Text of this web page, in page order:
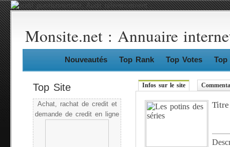
Monsite.net : Annuaire
Nouveautés Top Rank Top Votes Top
Top Site
Achat, rachat de credit et
demande de credit en ligne
Infos sur le site
Titre